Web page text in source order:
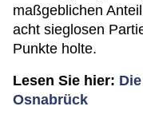
maßgeblichen
acht sieglosen
Punkte holte.
Lesen Sie hier:
Osnabrück